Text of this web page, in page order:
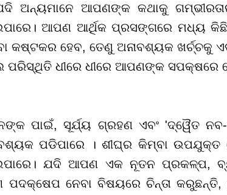
ଅନ୍ୟମାନେ ଆପଣଙ୍କ କଥାକୁ
ଆପଣ ଆର୍ଥିକ ପ୍ରସଙ୍ଗରେ ମଧ୍ୟ
କଷ୍ଟକର ହେବ, ତେଣୁ ଅନାବଶ୍ୟକ ଖର୍ଚ୍ଚକୁ
ପରିସ୍ଥିତି ଧୀରେ ଧୀରେ ଆପଣଙ୍କ ସପକ୍ଷରେ
ପାଇଁ, ସୂର୍ଯ୍ୟ ଗ୍ରହଣ ଏବଂ 'ଦ୍ୱୈତ
ପଡିପାରେ । ଶୀଘ୍ର କିମ୍ବା ଉପଯୁକ୍ତ
ଯଦି ଆପଣ ଏକ ନୂତନ ପ୍ରକଳ୍ପ,
ପଦକ୍ଷେପ ନେବା ବିଷୟରେ ଚିନ୍ତା